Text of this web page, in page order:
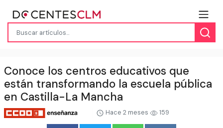
Conoce los centros educativos que
están transformando la escuela pública
en Castilla-La Mancha
Hace 2 meses 159